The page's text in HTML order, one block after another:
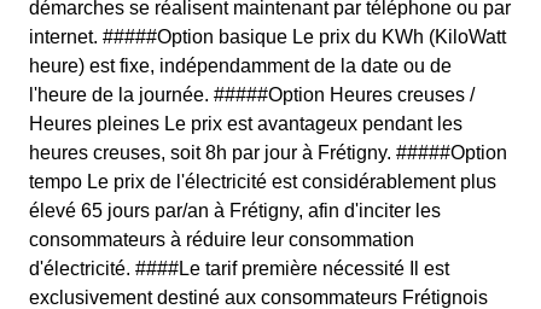
démarches se réalisent maintenant par téléphone ou par
internet. #####Option basique Le prix du KWh (KiloWatt
heure) est fixe, indépendamment de la date ou de
l'heure de la journée. #####Option Heures creuses /
Heures pleines Le prix est avantageux pendant les
heures creuses, soit 8h par jour à Frétigny. #####Option
tempo Le prix de l'électricité est considérablement plus
élevé 65 jours par/an à Frétigny, afin d'inciter les
consommateurs à réduire leur consommation
d'électricité. ####Le tarif première nécessité Il est
exclusivement destiné aux consommateurs Frétignois